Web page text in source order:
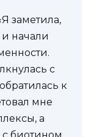
заметила,
начали
с
к
мне
а
биотином.